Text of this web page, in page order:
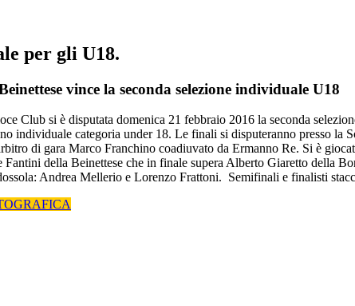
per gli U18.
vince la seconda selezione individuale U18
Club si è disputata domenica 21 febbraio 2016 la seconda
individuale categoria under 18. Le finali si disputeranno presso la
di gara Marco Franchino coadiuvato da Ermanno Re. Si è
Fantini della Beinettese che in finale supera Alberto Giaretto della
Andrea Mellerio e Lorenzo Frattoni. Semifinali e finalisti